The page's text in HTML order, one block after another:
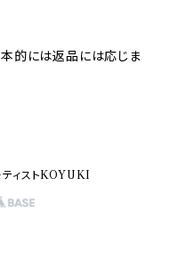
的には返品には応じま
ィストKOYUKI